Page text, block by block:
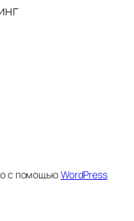
с помощьюWordPress